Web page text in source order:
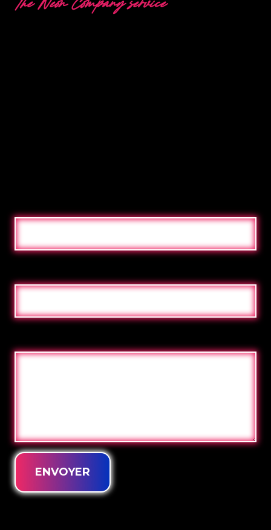
The Neon Company service
ENVOYER